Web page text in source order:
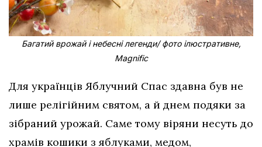
Багатий врожай і небесні легенди/ фото ілюстративне,
Magnific
Для українців Яблучний Спас здавна був не
лише релігійним святом, а й днем подяки за
зібраний урожай. Саме тому віряни несуть до
храмів кошики з яблуками, медом,